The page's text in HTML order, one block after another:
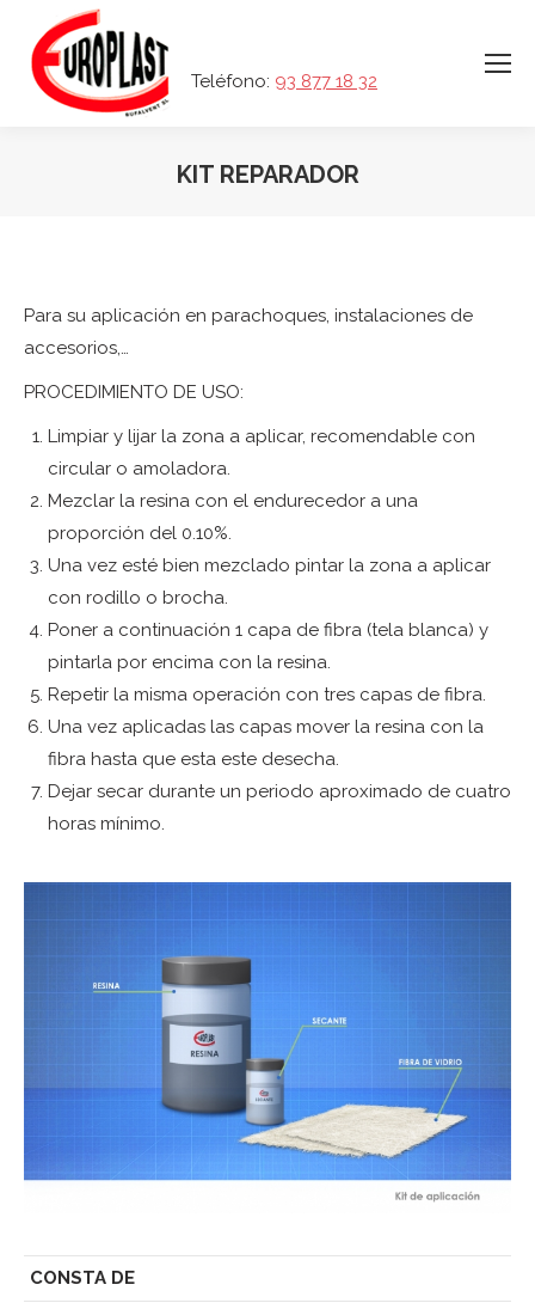
Teléfono: 93 877 18 32
KIT REPARADOR
Para su aplicación en parachoques, instalaciones de
accesorios,…
PROCEDIMIENTO DE USO:
Limpiar y lijar la zona a aplicar, recomendable con
circular o amoladora.
Mezclar la resina con el endurecedor a una
proporción del 0.10%.
Una vez esté bien mezclado pintar la zona a aplicar
con rodillo o brocha.
Poner a continuación 1 capa de fibra (tela blanca) y
pintarla por encima con la resina.
Repetir la misma operación con tres capas de fibra.
Una vez aplicadas las capas mover la resina con la
fibra hasta que esta este desecha.
Dejar secar durante un periodo aproximado de cuatro
horas mínimo.
CONSTA DE